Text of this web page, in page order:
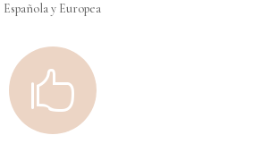
Española y Europea
